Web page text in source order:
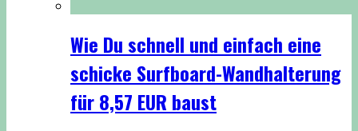
Wie Du schnell und einfach eine
schicke Surfboard-Wandhalterung
für 8,57 EUR baust